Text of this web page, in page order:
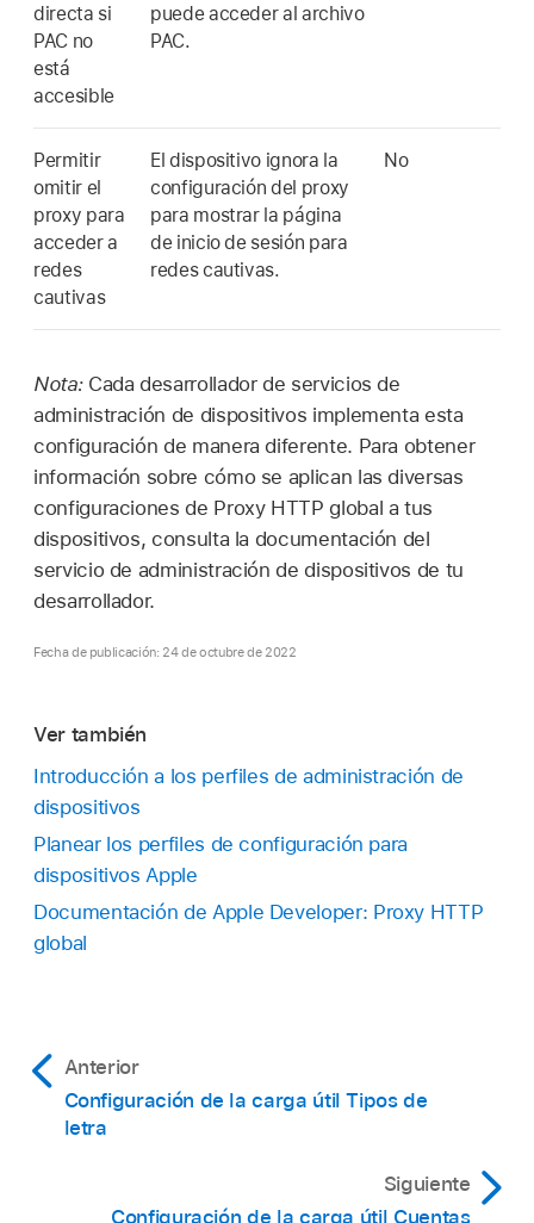
directa si
PAC no
está
accesible
puede acceder al archivo
PAC.
Permitir
omitir el
proxy para
acceder a
redes
cautivas
El dispositivo ignora la
configuración del proxy
para mostrar la página
de inicio de sesión para
redes cautivas.
No
Nota: Cada desarrollador de servicios de
administración de dispositivos implementa esta
configuración de manera diferente. Para obtener
información sobre cómo se aplican las diversas
configuraciones de Proxy HTTP global a tus
dispositivos, consulta la documentación del
servicio de administración de dispositivos de tu
desarrollador.
Fecha de publicación: 24 de octubre de 2022
Ver también
Introducción a los perfiles de administración de
dispositivos
Planear los perfiles de configuración para
dispositivos Apple
Documentación de Apple Developer: Proxy HTTP
global
Anterior
Configuración de la carga útil Tipos de
letra
Siguiente
Configuración de la carga útil Cuentas